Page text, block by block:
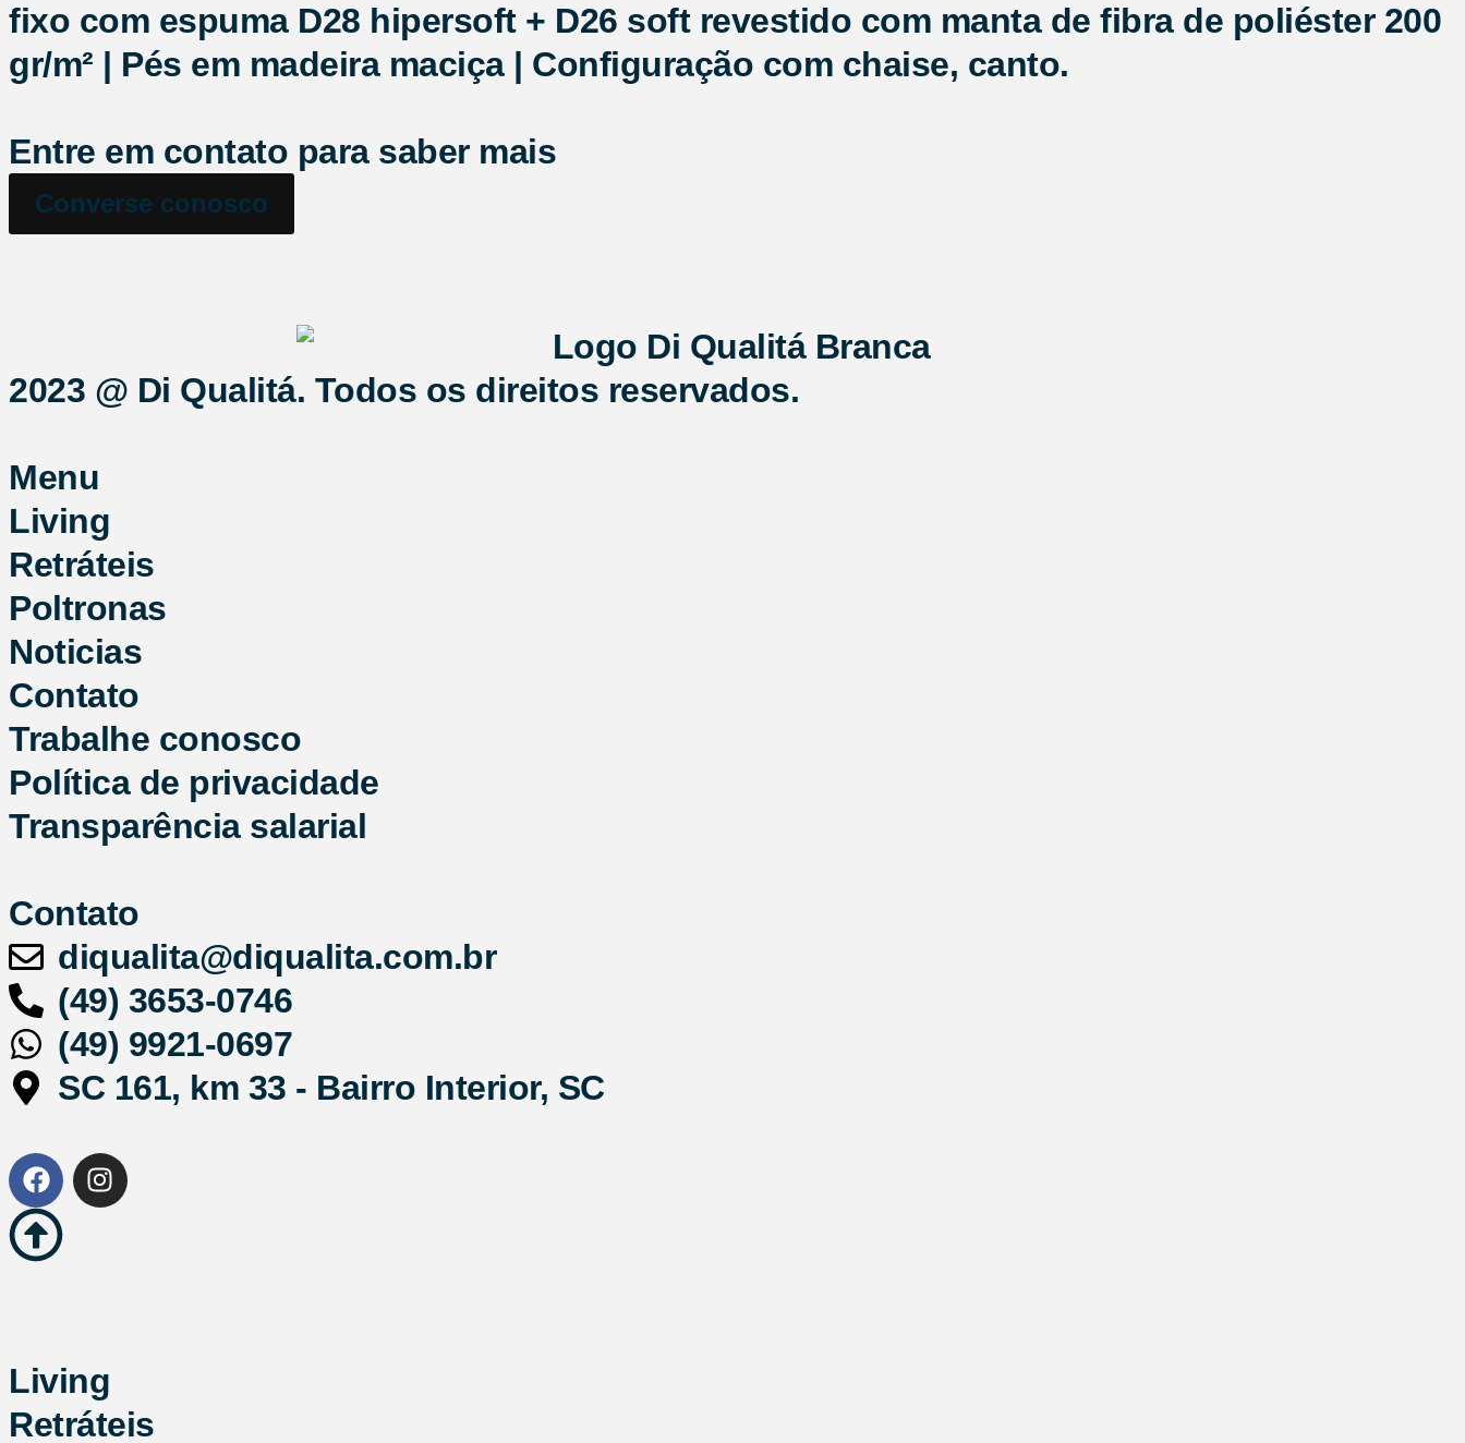
fixo com espuma D28 hipersoft + D26 soft revestido com manta de fibra de poliéster 200
gr/m² | Pés em madeira maciça | Configuração com chaise, canto.
Entre em contato para saber mais
Converse conosco
2023 @ Di Qualitá. Todos os direitos reservados.
Menu
Living
Retráteis
Poltronas
Noticias
Contato
Trabalhe conosco
Política de privacidade
Transparência salarial
Contato
diqualita@diqualita.com.br
(49) 3653-0746
(49) 9921-0697
SC 161, km 33 - Bairro Interior, SC
Living
Retráteis